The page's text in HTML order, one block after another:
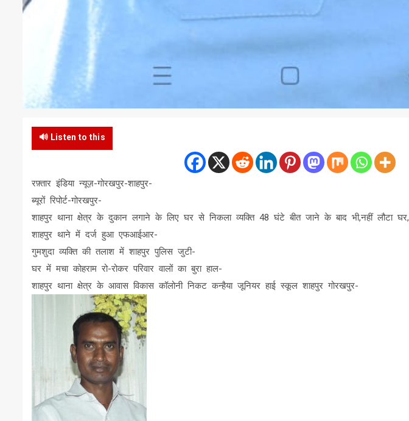
🔊 Listen to this
रफ़्तार इंडिया न्यूज़-गोरखपुर-शाहपुर-
ब्यूरों रिपोर्ट-गोरखपुर-
शाहपुर थाना क्षेत्र के दुकान लगाने के लिए घर से निकला व्यक्ति 48 घंटे बीत जाने के बाद भी,नहीं लौटा घर,
शाहपुर थाने में दर्ज हुआ एफआईआर-
गुमशुदा व्यक्ति की तलाश में शाहपुर पुलिस जुटी-
घर में मचा कोहराम रो-रोकर परिवार वालों का बुरा हाल-
शाहपुर थाना क्षेत्र के आवास विकास कॉलोनी निकट कन्हैया जूनियर हाई स्कूल शाहपुर गोरखपुर-